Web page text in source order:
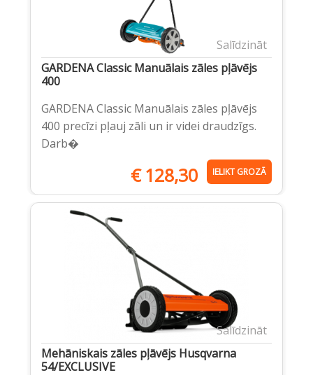
Salīdzināt
GARDENA Classic Manuālais zāles pļāvējs
400
GARDENA Classic Manuālais zāles pļāvējs
400 precīzi pļauj zāli un ir videi draudzīgs.
Darb�
€128,30 IELIKT GROZĀ
Salīdzināt
Mehāniskais zāles pļāvējs Husqvarna
54/EXCLUSIVE